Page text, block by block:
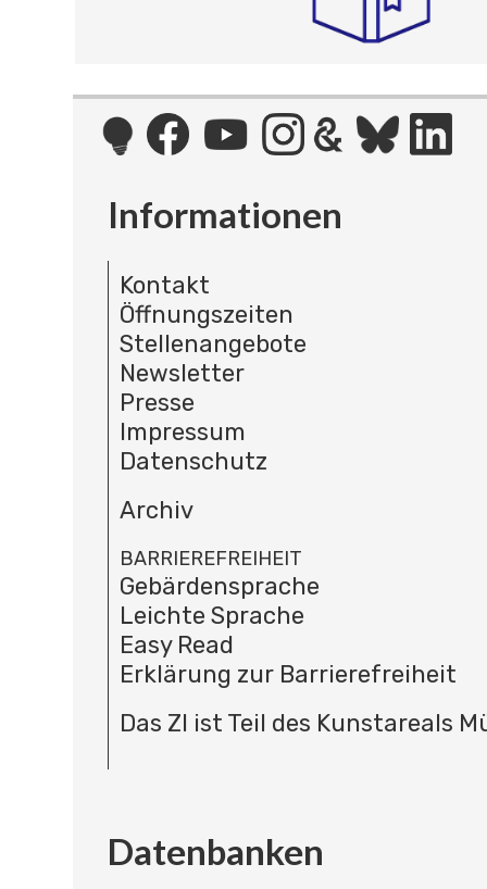
Informationen
Kontakt
Öffnungszeiten
Stellenangebote
Newsletter
Presse
Impressum
Datenschutz
Archiv
BARRIEREFREIHEIT
Gebärdensprache
Leichte Sprache
Easy Read
Erklärung zur Barrierefreiheit
Das ZI ist Teil des Kunstareals
Datenbanken